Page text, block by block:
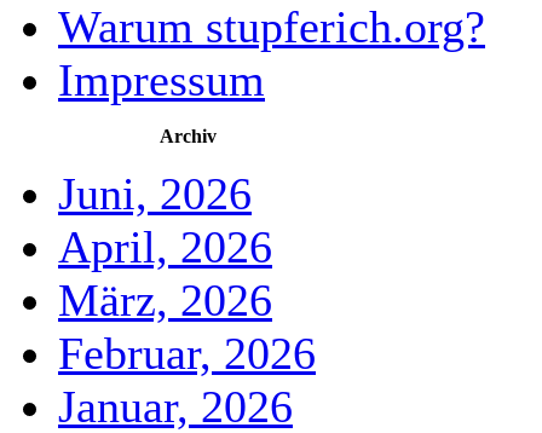
Warum stupferich.org?
Impressum
Archiv
Juni, 2026
April, 2026
März, 2026
Februar, 2026
Januar, 2026